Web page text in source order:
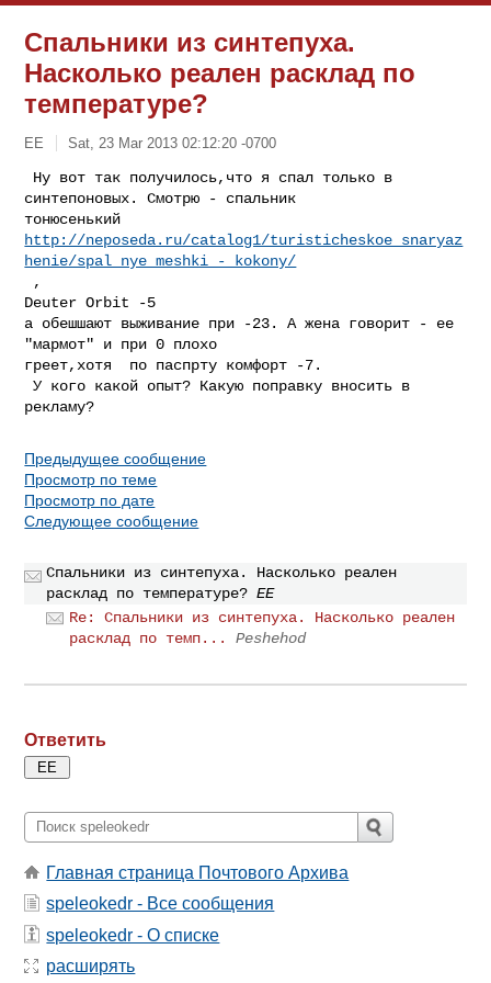
Спальники из синтепуха.
Насколько реален расклад по
температуре?
ЕE Sat, 23 Mar 2013 02:12:20 -0700
синтепоновых. Смотрю - спальник
http://neposeda.ru/catalog1/turisticheskoe_snaryaz
henie/spal_nye_meshki_-_kokony/
Deuter Orbit -5
а обешшают выживание при -23. А жена говорит - ее
"мармот" и при 0 плохо
греет,хотя  по паспрту комфорт -7.
У кого какой опыт? Какую поправку вносить в
Предыдущее сообщение
Просмотр по теме
Просмотр по дате
Следующее сообщение
Спальники из синтепуха. Насколько реален
расклад по температуре? ЕE
Re: Спальники из синтепуха. Насколько реален
расклад по темп...
Peshehod
Ответить
Главная страница Почтового Архива
speleokedr - Все сообщения
speleokedr - О списке
расширять